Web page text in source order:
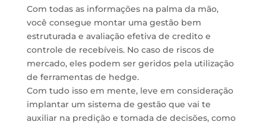
Com todas as informações na palma da mão,
você consegue montar uma gestão bem
estruturada e avaliação efetiva de credito e
controle de recebíveis. No caso de riscos de
mercado, eles podem ser geridos pela utilização
de ferramentas de hedge.
Com tudo isso em mente, leve em consideração
implantar um sistema de gestão que vai te
auxiliar na predição e tomada de decisões, como